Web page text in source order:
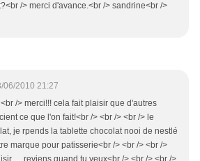
/> merci d'avance.<br /> sandrine<br />
06/2010 21:27
/> merci!!! cela fait plaisir que d'autres
ce que l'on fait!<br /> <br /> <br /> le
je rpends la tablette chocolat nooi de nestlé
marque pour patisserie<br /> <br /> <br />
quand tu veux<br /> <br /> <br />